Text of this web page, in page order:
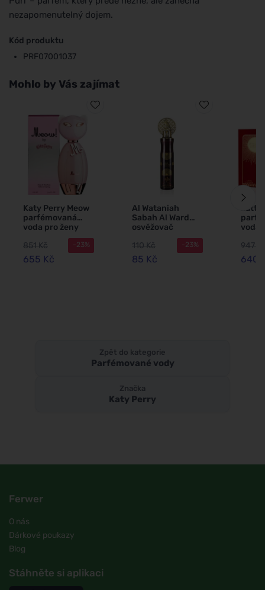
nezapomenutelný dojem.
Kód produktu
PRF07001037
Mohlo by Vás zajímat
Katy Perry Meow
parfémovaná
voda pro ženy
851 Kč
655 Kč
-23%
Al Wataniah
Sabah Al Ward
osvěžovač
vzduchu 300 ml
110 Kč
85 Kč
-23%
voda
947
640
Zpět do kategorie
Parfémované vody
Značka
Katy Perry
Ferwer
O nás
Dárkové poukazy
Blog
Stáhněte si aplikaci